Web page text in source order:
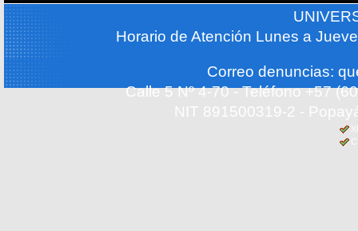
Horario de Atención Lunes a
Correo denuncias:
Calle 5 Nº 4-70 - Teléfono +57
NIT 891500319-2 -